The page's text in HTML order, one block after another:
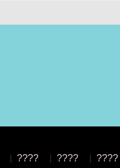
| ???? | ???? | ????